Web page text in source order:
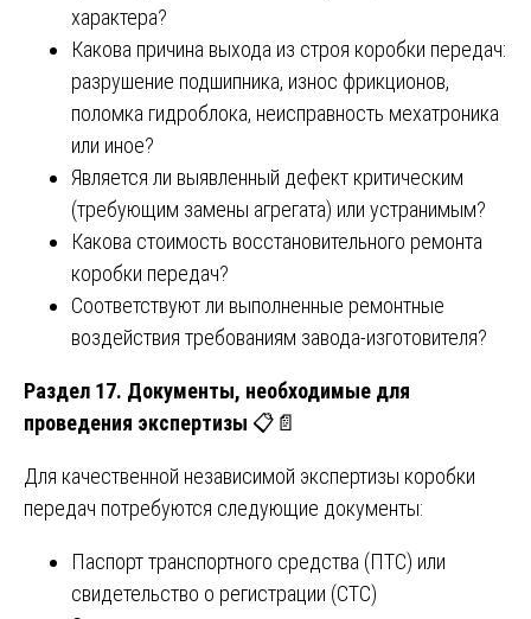
характера?
Какова причина выхода из строя коробки передач:
разрушение подшипника, износ фрикционов,
поломка гидроблока, неисправность мехатроника
или иное?
Является ли выявленный дефект критическим
(требующим замены агрегата) или устранимым?
Какова стоимость восстановительного ремонта
коробки передач?
Соответствуют ли выполненные ремонтные
воздействия требованиям завода-изготовителя?
Раздел 17. Документы, необходимые для
проведения экспертизы 📋📄
Для качественной независимой экспертизы коробки
передач потребуются следующие документы:
Паспорт транспортного средства (ПТС) или
свидетельство о регистрации (СТС)